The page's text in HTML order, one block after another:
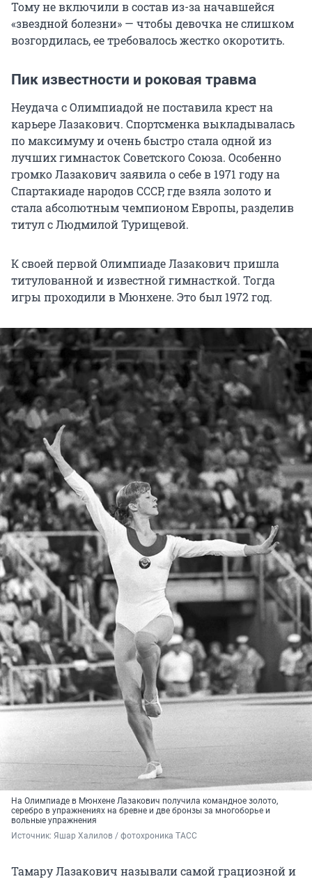
Тому не включили в состав из-за начавшейся
«звездной болезни» — чтобы девочка не слишком
возгордилась, ее требовалось жестко окоротить.
Пик известности и роковая травма
Неудача с Олимпиадой не поставила крест на
карьере Лазакович. Спортсменка выкладывалась
по максимуму и очень быстро стала одной из
лучших гимнасток Советского Союза. Особенно
громко Лазакович заявила о себе в 1971 году на
Спартакиаде народов СССР, где взяла золото и
стала абсолютным чемпионом Европы, разделив
титул с Людмилой Турищевой.
К своей первой Олимпиаде Лазакович пришла
титулованной и известной гимнасткой. Тогда
игры проходили в Мюнхене. Это был 1972 год.
На Олимпиаде в Мюнхене Лазакович получила командное золото,
серебро в упражнениях на бревне и две бронзы за многоборье и
вольные упражнения
Источник: Яшар Халилов / фотохроника ТАСС
Тамару Лазакович называли самой грациозной и